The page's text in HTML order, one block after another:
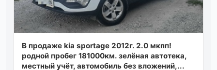
В продаже kia sportage 2012г. 2.0 мкпп!
родной пробег 181000км. зелёная автотека,
местный учёт, автомобиль без вложений,...